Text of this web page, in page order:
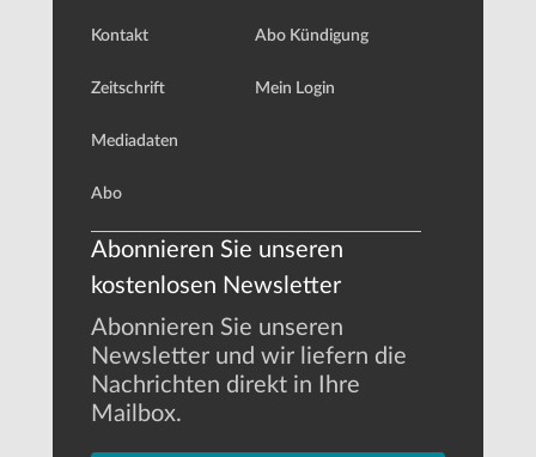
Kontakt
Zeitschrift
Mediadaten
Abo
Abo Kündigung
Mein Login
Abonnieren Sie unseren
kostenlosen Newsletter
Abonnieren Sie unseren
Newsletter und wir liefern die
Nachrichten direkt in Ihre
Mailbox.